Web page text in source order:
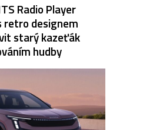
Radio Player
retro designem
starý kazeťák
hudby